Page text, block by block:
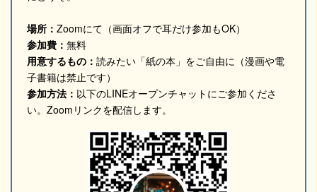
場所： Zoomにて（画面オフで耳だけ参加もOK）
参加費： 無料
用意するもの： 読みたい「紙の本」をご自由に（漫画や電
子書籍は禁止です）
参加方法： 以下のLINEオープンチャットにご参加くださ
い。Zoomリンクを配信します。